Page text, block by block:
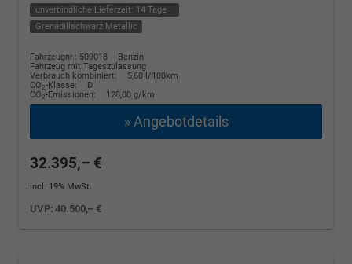
unverbindliche Lieferzeit: 14 Tage
Grenadillschwarz Metallic
Fahrzeugnr.: 509018
Benzin
Fahrzeug mit Tageszulassung
Verbrauch kombiniert:
5,60 l/100km
CO2-Klasse:
D
CO2-Emissionen: 128,00 g/km
» Angebotdetails
32.395,– €
incl. 19% MwSt.
UVP:40.500,– €